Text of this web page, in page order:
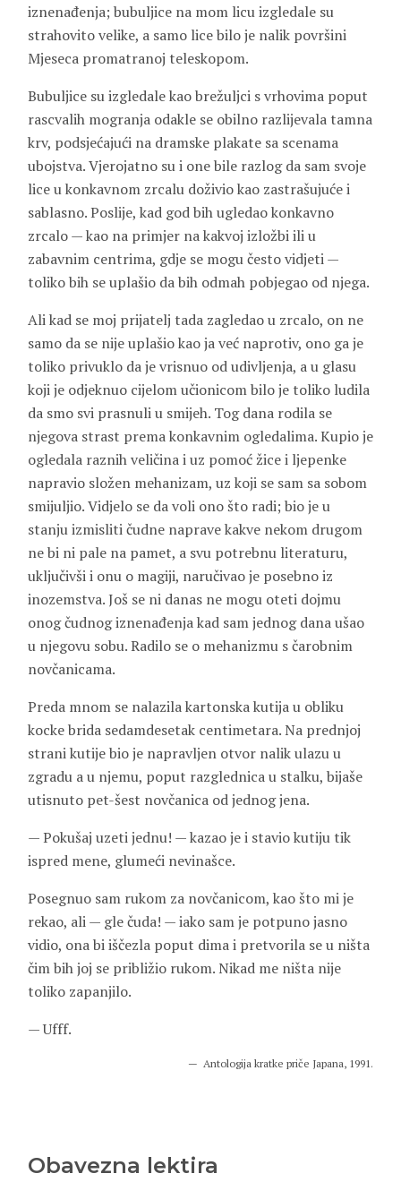
iznenađenja; bubuljice na mom licu izgledale su
strahovito velike, a samo lice bilo je nalik površini
Mjeseca promatranoj teleskopom.
Bubuljice su izgledale kao brežuljci s vrhovima poput
rascvalih mogranja odakle se obilno razlijevala tamna
krv, podsjećajući na dramske plakate sa scenama
ubojstva. Vjerojatno su i one bile razlog da sam svoje
lice u konkavnom zrcalu doživio kao zastrašujuće i
sablasno. Poslije, kad god bih ugledao konkavno
zrcalo — kao na primjer na kakvoj izložbi ili u
zabavnim centrima, gdje se mogu često vidjeti —
toliko bih se uplašio da bih odmah pobjegao od njega.
Ali kad se moj prijatelj tada zagledao u zrcalo, on ne
samo da se nije uplašio kao ja već naprotiv, ono ga je
toliko privuklo da je vrisnuo od udivljenja, a u glasu
koji je odjeknuo cijelom učionicom bilo je toliko ludila
da smo svi prasnuli u smijeh. Tog dana rodila se
njegova strast prema konkavnim ogledalima. Kupio je
ogledala raznih veličina i uz pomoć žice i ljepenke
napravio složen mehanizam, uz koji se sam sa sobom
smijuljio. Vidjelo se da voli ono što radi; bio je u
stanju izmisliti čudne naprave kakve nekom drugom
ne bi ni pale na pamet, a svu potrebnu literaturu,
uključivši i onu o magiji, naručivao je posebno iz
inozemstva. Još se ni danas ne mogu oteti dojmu
onog čudnog iznenađenja kad sam jednog dana ušao
u njegovu sobu. Radilo se o mehanizmu s čarobnim
novčanicama.
Preda mnom se nalazila kartonska kutija u obliku
kocke brida sedamdesetak centimetara. Na prednjoj
strani kutije bio je napravljen otvor nalik ulazu u
zgradu a u njemu, poput razglednica u stalku, bijaše
utisnuto pet-šest novčanica od jednog jena.
— Pokušaj uzeti jednu! — kazao je i stavio kutiju tik
ispred mene, glumeći nevinašce.
Posegnuo sam rukom za novčanicom, kao što mi je
rekao, ali — gle čuda! — iako sam je potpuno jasno
vidio, ona bi iščezla poput dima i pretvorila se u ništa
čim bih joj se približio rukom. Nikad me ništa nije
toliko zapanjilo.
— Ufff.
Antologija kratke priče Japana, 1991.
Obavezna lektira